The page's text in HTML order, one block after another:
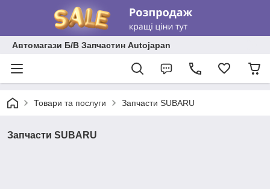
Автомагази Б/В Запчастин Autojapan
Товари та послуги Запчасти SUBARU
Запчасти SUBARU